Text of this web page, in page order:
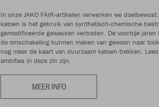
In onze JAKO FAIR-artikelen verwerken we
katoen is het gebruik van synthetisch-chemische
gemodificeerde gewassen verboden. De voorbije
de omschakeling kunnen maken van gewoon naar
nog meer de kaart van duurzaam katoen trekken.
ambities in deze zin zijn.
MEER INFO